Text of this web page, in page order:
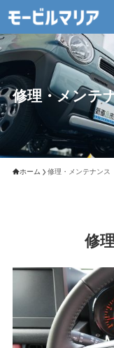
修理・メンテ
ホーム 修理・メンテナンス
修